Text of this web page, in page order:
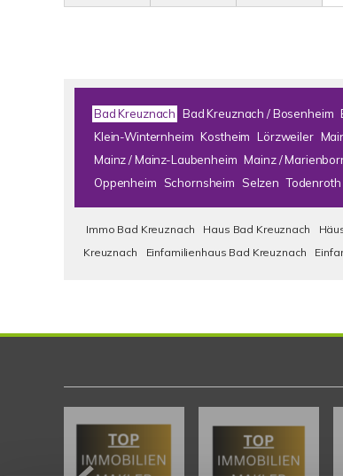
Bad Kreuznach Bad Kreuznach / Bosenheim
Klein-Winternheim Kostheim Lörzweiler
Mainz / Mainz-Laubenheim Mainz /
Oppenheim
Schornsheim Selzen Todenroth
Immo Bad Kreuznach Haus Bad Kreuznach
Kreuznach
Einfamilienhaus Bad Kreuznach